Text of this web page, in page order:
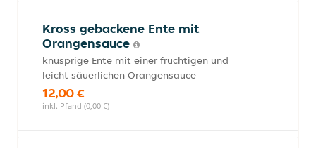
Kross gebackene Ente mit
Orangensauce
knusprige Ente mit einer fruchtigen und
leicht säuerlichen Orangensauce
12,00 €
inkl. Pfand (0,00 €)